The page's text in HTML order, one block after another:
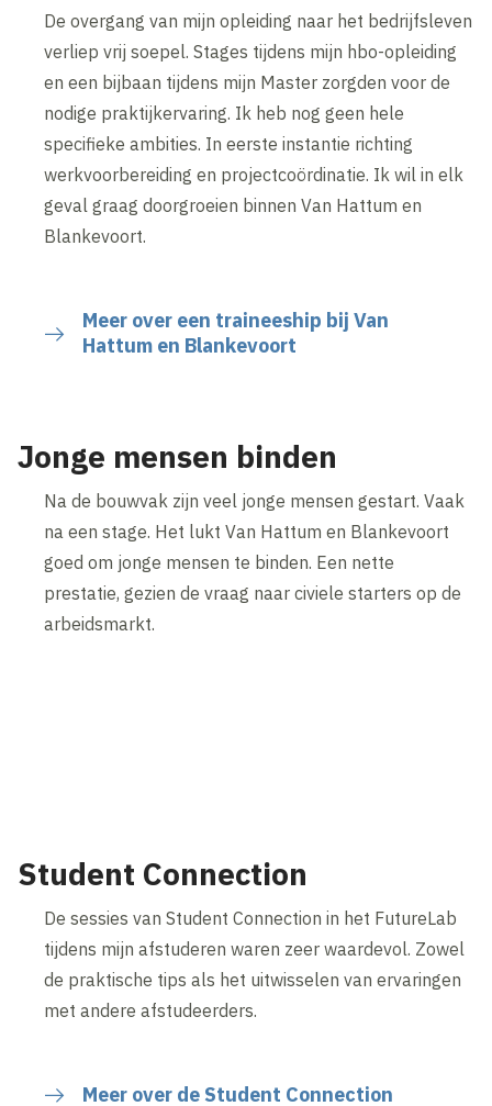
De overgang van mijn opleiding naar het bedrijfsleven
verliep vrij soepel. Stages tijdens mijn hbo-opleiding
en een bijbaan tijdens mijn Master zorgden voor de
nodige praktijkervaring. Ik heb nog geen hele
specifieke ambities. In eerste instantie richting
werkvoorbereiding en projectcoördinatie. Ik wil in elk
geval graag doorgroeien binnen Van Hattum en
Blankevoort.
Meer over een traineeship bij Van
Hattum en Blankevoort
Jonge mensen binden
Na de bouwvak zijn veel jonge mensen gestart. Vaak
na een stage. Het lukt Van Hattum en Blankevoort
goed om jonge mensen te binden. Een nette
prestatie, gezien de vraag naar civiele starters op de
arbeidsmarkt.
Student Connection
De sessies van Student Connection in het FutureLab
tijdens mijn afstuderen waren zeer waardevol. Zowel
de praktische tips als het uitwisselen van ervaringen
met andere afstudeerders.
Meer over de Student Connection